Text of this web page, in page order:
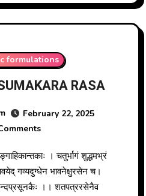
formulations
RASA
February 22, 2025
गव्यदुग्धेन भावनेक्षुरसेन च।
।। शतपत्ररसेनैव